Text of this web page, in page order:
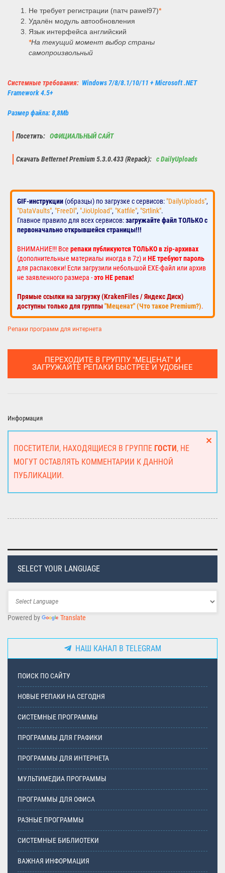
Не требует регистрации (патч pawel97)*
Удалён модуль автообновления
Язык интерфейса английский
*На текущий момент выбор страны
самопроизвольный
Системные требования: Windows 7/8/8.1/10/11 + Microsoft .NET
Framework 4.5+
Размер файла: 8,8Mb
Посетить: ОФИЦИАЛЬНЫЙ САЙТ
Скачать Betternet Premium 5.3.0.433 (Repack): с DailyUploads
GIF-инструкции (образцы) по загрузке с сервисов: "DailyUploads",
"DataVaults", "FreeDl", "JioUpload", "Katfile", "Srtlink".
Главное правило для всех сервисов:загружайте файл ТОЛЬКО с
первоначально открывшейся страницы!!!
ВНИМАНИЕ!!! Все репаки публикуются ТОЛЬКО в zip-архивах
(дополнительные материалы иногда в 7z) иНЕ требуют пароль
для распаковки! Если загрузили небольшой EXE-файл или архив
не заявленного размера -это НЕ репак!
Прямые ссылки на загрузку (KrakenFiles / Яндекс Диск)
доступны только для группы"Меценат" (Что такое Premium?).
Репаки программ для интернета
ПЕРЕХОДИТЕ В ГРУППУ "МЕЦЕНАТ" И
ЗАГРУЖАЙТЕ РЕПАКИ БЫСТРЕЕ И УДОБНЕЕ
Информация
ПОСЕТИТЕЛИ, НАХОДЯЩИЕСЯ В ГРУППЕ ГОСТИ, НЕ
МОГУТ ОСТАВЛЯТЬ КОММЕНТАРИИ К ДАННОЙ
ПУБЛИКАЦИИ.
SELECT YOUR LANGUAGE
Powered by Translate
НАШ КАНАЛ В TELEGRAM
ПОИСК ПО САЙТУ
НОВЫЕ РЕПАКИ НА СЕГОДНЯ
СИСТЕМНЫЕ ПРОГРАММЫ
ПРОГРАММЫ ДЛЯ ГРАФИКИ
ПРОГРАММЫ ДЛЯ ИНТЕРНЕТА
МУЛЬТИМЕДИА ПРОГРАММЫ
ПРОГРАММЫ ДЛЯ ОФИСА
РАЗНЫЕ ПРОГРАММЫ
СИСТЕМНЫЕ БИБЛИОТЕКИ
ВАЖНАЯ ИНФОРМАЦИЯ